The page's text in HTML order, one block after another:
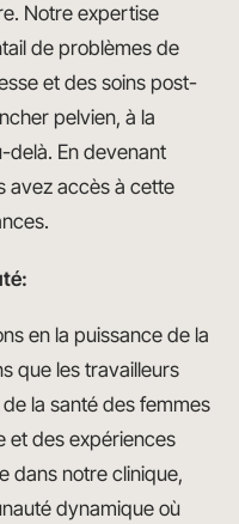
Notre expertise
de problèmes de
et des soins post-
pelvien, à la
delà. En devenant
avez accès à cette
en la puissance de la
que les travailleurs
la santé des femmes
et des expériences
dans notre clinique,
dynamique où